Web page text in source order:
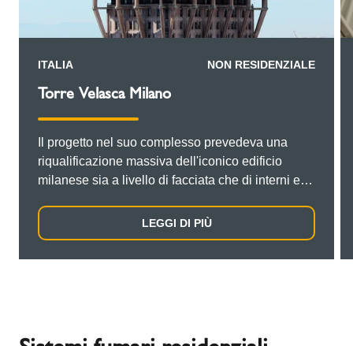
ITALIA NON RESIDENZIALE
Torre Velasca Milano
Il progetto nel suo complesso prevedeva una
riqualificazione massiva dell'iconico edificio
milanese sia a livello di facciata che di interni e
dell'impiantistica, da ripristinare secondo lo stato
dell'arte e con i più moderni impianti tecnologici
LEGGI DI PIÙ